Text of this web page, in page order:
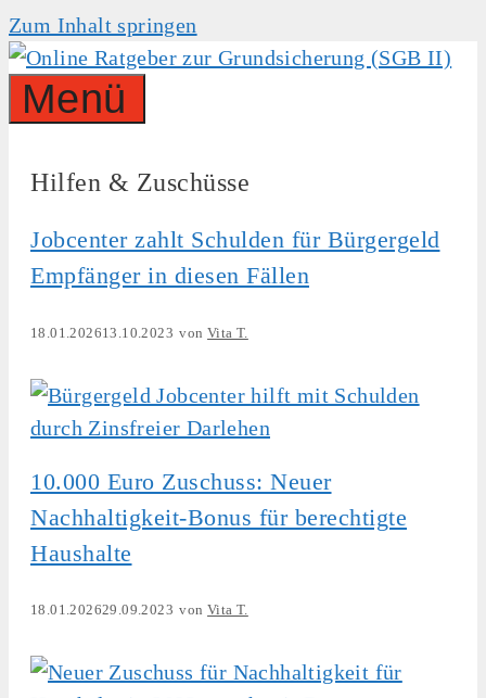
Zum Inhalt springen
Menü
Hilfen & Zuschüsse
Jobcenter zahlt Schulden für Bürgergeld
Empfänger in diesen Fällen
18.01.202613.10.2023 vonVita T.
10.000 Euro Zuschuss: Neuer
Nachhaltigkeit-Bonus für berechtigte
Haushalte
18.01.202629.09.2023 vonVita T.